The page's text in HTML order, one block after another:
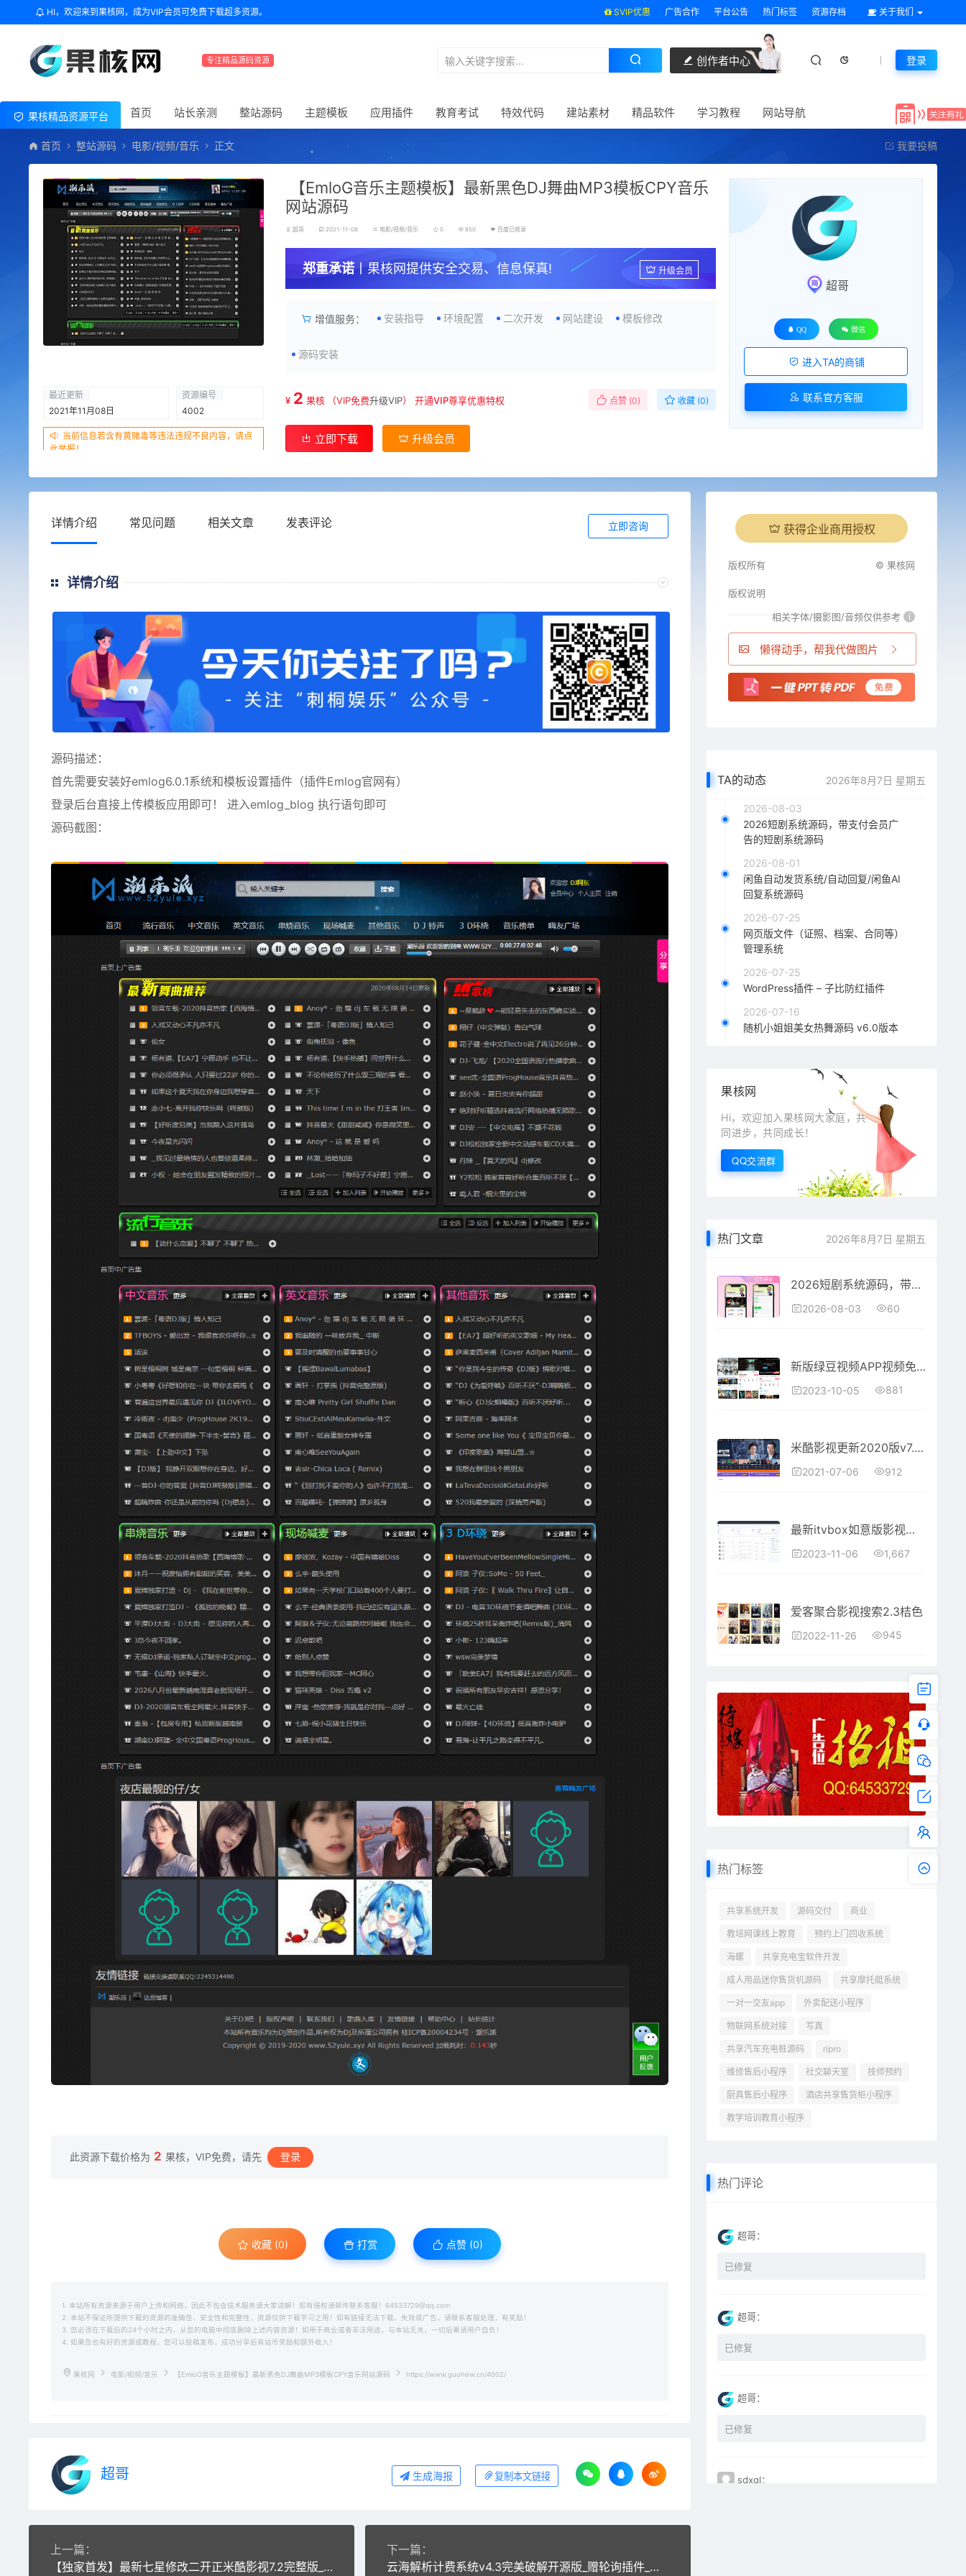
HI，欢迎来到果核网，成为VIP会员可免费下载超多资源。 SVIP优惠 广告合作 平台公告 热门标签 资源存档 关于我们
专注精品源码资源 创作者中心 登录
果核精品资源平台 首页 站长亲测 整站源码 主题模板 应用插件 教育考试 特效代码 建站素材 精品软件 学习教程 网站导航
首页 整站源码 电影/视频/音乐 正文 我要投稿
最近更新
2021年11月08日
资源编号
4002
当前信息若含有黄赌毒等违法违规不良内容，请点
此举报！
【EmloG音乐主题模板】最新黑色DJ舞曲MP3模板CPY音乐
网站源码
超哥 2021-11-08 电影/视频/音乐 0 850 百度已收录
郑重承诺丨果核网提供安全交易、信息保真! 升级会员
增值服务： 安装指导 环境配置 二次开发 网站建设 模板修改
源码安装
¥ 2 果核 （VIP免费升级VIP）开通VIP尊享优惠特权 点赞 (0) 收藏 (0)
立即下载 升级会员
超哥
QQ 微信
进入TA的商铺
联系官方客服
详情介绍 常见问题 相关文章 发表评论 立即咨询
详情介绍
源码描述：
首先需要安装好emlog6.0.1系统和模板设置插件（插件Emlog官网有）
登录后台直接上传模板应用即可！ 进入emlog_blog 执行语句即可
源码截图：
此资源下载价格为 2 果核，VIP免费，请先 登录
收藏 (0) 打赏 点赞 (0)
1. 本站所有资源来源于用户上传和网络，因此不包含技术服务请大家谅解！如有侵权请邮件联系客服！64533729@qq.com
2. 本站不保证所提供下载的资源的准确性、安全性和完整性，资源仅供下载学习之用！如有链接无法下载、失效或广告，请联系客服处理，有奖励！
3. 您必须在下载后的24个小时之内，从您的电脑中彻底删除上述内容资源！如用于商业或者非法用途，与本站无关，一切后果请用户自负！
4. 如果您也有好的资源或教程，您可以投稿发布，成功分享后有站币奖励和额外收入！
果核网 电影/视频/音乐 【EmloG音乐主题模板】最新黑色DJ舞曲MP3模板CPY音乐网站源码 https://www.guohew.cn/4002/
超哥 生成海报 复制本文链接
上一篇：
【独家首发】最新七星修改二开正米酷影视7.2完整版_支持自定义解析_支持PHP7.0及以上
下一篇：
云海解析计费系统v4.3完美破解开源版_赠轮询插件_果核网独家首发
获得企业商用授权
版权所有 © 果核网
版权说明
相关字体/摄影图/音频仅供参考 i
懒得动手，帮我代做图片
TA的动态 2026年8月7日 星期五
2026-08-03
2026短剧系统源码，带支付会员广
告的短剧系统源码
2026-08-01
闲鱼自动发货系统/自动回复/闲鱼AI
回复系统源码
2026-07-25
网页版文件（证照、档案、合同等）
管理系统
2026-07-25
WordPress插件 – 子比防红插件
2026-07-16
随机小姐姐美女热舞源码 v6.0版本
果核网
Hi，欢迎加入果核网大家庭，共
同进步，共同成长！
QQ交流群
热门文章 2026年8月7日 星期五
2026短剧系统源码，带支付会员广告的短剧系统源码
2026-08-03 60
新版绿豆视频APP视频免授权源码 V6.6插件版
2023-10-05 881
米酷影视更新2020版v7.0.0 源码+解析接口+伪静态
2021-07-06 912
最新itvbox如意版影视源码支持苹果CMSTvbox接口全解自动换源版
2023-11-06 1,667
爱客聚合影视搜索2.3桔色
2022-11-26 945
热门标签
共享系统开发 源码交付 商业
教培网课线上教育 预约上门回收系统
海螺 共享充电宝软件开发
成人用品迷你售货机源码 共享摩托艇系统
一对一交友app 外卖配送小程序
物联网系统对接 写真
共享汽车充电桩源码 ripro
维修售后小程序 社交聊天室 技师预约
厨具售后小程序 酒店共享售货柜小程序
教学培训教育小程序
热门评论
超哥：
已修复
超哥：
已修复
超哥：
已修复
sdxql：